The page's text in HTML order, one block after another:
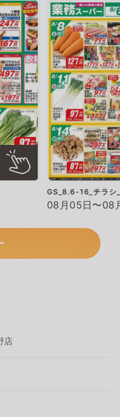
GS_8.6-16_チラシ
08月05日〜08
店